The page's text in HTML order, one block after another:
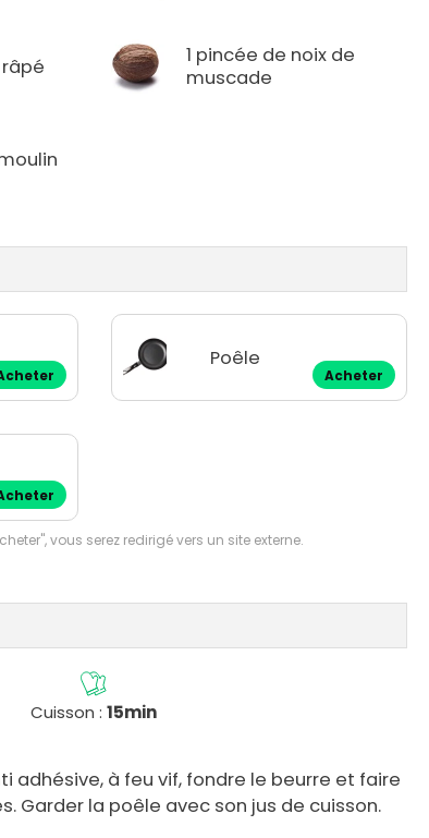
1 pincée de noix de
muscade
Poêle
Acheter
vous serez redirigé vers un site externe.
Cuisson :15min
adhésive, à feu vif, fondre le beurre et faire
Garder la poêle avec son jus de cuisson.